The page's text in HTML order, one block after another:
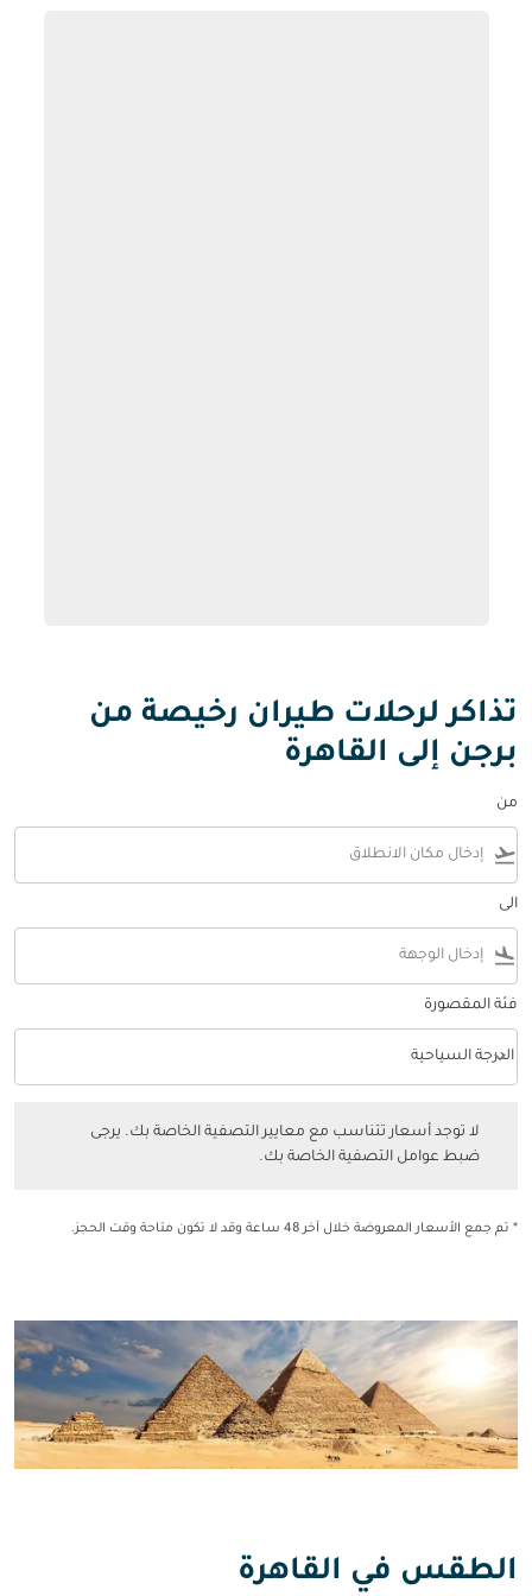
تذاكر لرحلات طيران رخيصة من
برجن إلى القاهرة
من
flight_takeoff
الى
flight_land
فئة المقصورة
فئة المقصورة option الدرجة السياحية Selected
الدرجة السياحية
keyboard_arrow_down
لا توجد أسعار تتناسب مع معايير التصفية الخاصة بك. يرجى
ضبط عوامل التصفية الخاصة بك.
* تم جمع الأسعار المعروضة خلال آخر 48 ساعة وقد لا تكون متاحة وقت الحجز.
الطقس في القاهرة